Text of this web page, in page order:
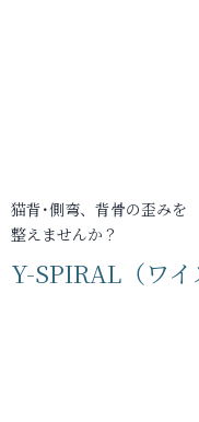
猫背･側弯、背骨の歪みを
整えませんか？
Y-SPIRAL（ワイ